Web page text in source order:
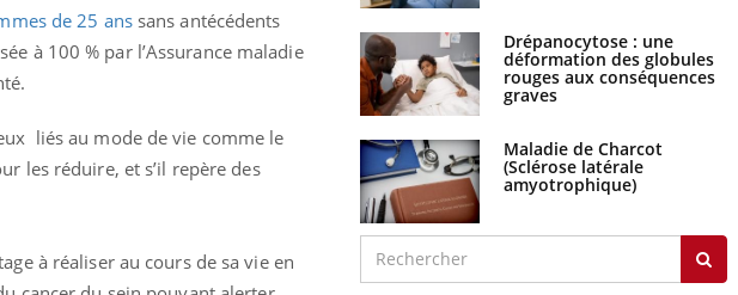
de 25 anssans antécédents
à 100 % par l’Assurance maladie
liés au mode de vie comme le
les réduire, et s’il repère des
à réaliser au cours de sa vie en
Drépanocytose : une
déformation des globules
rouges aux conséquences
graves
Maladie de Charcot
(Sclérose latérale
amyotrophique)